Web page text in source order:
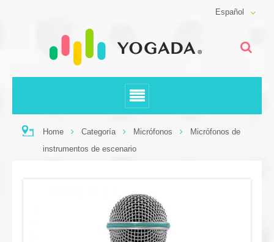
Español
Home Categoría Micrófonos
Micrófonos de
instrumentos de escenario